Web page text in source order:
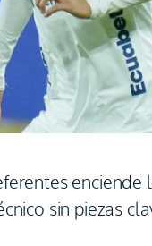
enciende
sin piezas